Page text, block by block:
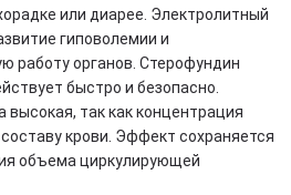
или диарее. Электролитный
гиповолемии и
работу органов. Стерофундин
быстро и безопасно.
высокая, так как концентрация
крови. Эффект сохраняется
объема циркулирующей